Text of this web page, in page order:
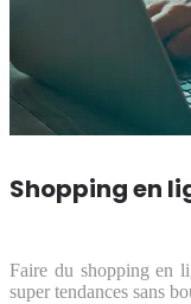
Shopping en
Faire du shopping en
super tendances sans